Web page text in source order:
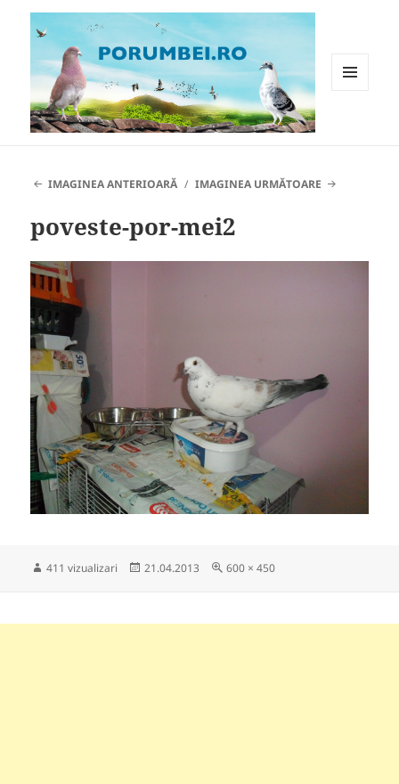
IMAGINEA ANTERIOARĂ IMAGINEA URMĂTOARE
poveste-por-mei2
411 vizualizari
Publicat
21.04.2013
Dimensiune
600 × 450